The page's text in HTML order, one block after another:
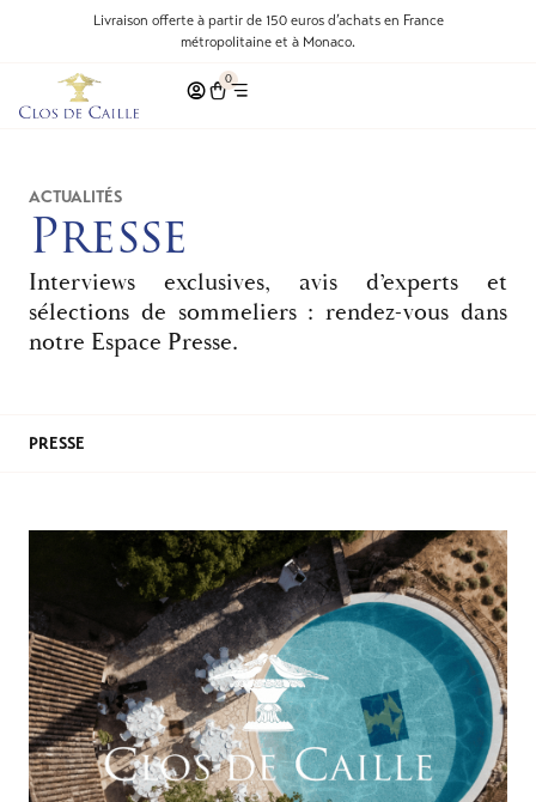
Livraison offerte à partir de 150 euros d’achats en France
métropolitaine et à Monaco.
0
ACTUALITÉS
Presse
Interviews exclusives, avis d’experts et
sélections de sommeliers : rendez-vous dans
notre Espace Presse.
PRESSE